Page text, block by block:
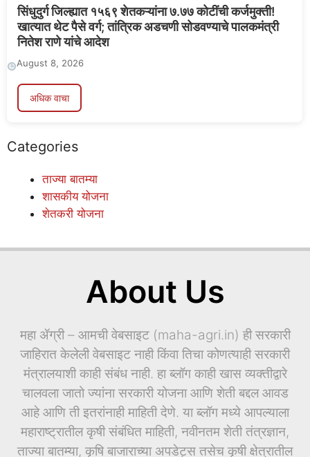
सिंधुदुर्ग जिल्ह्यात १५६९ शेतकऱ्यांना ७.७७ कोटींची कर्जमुक्ती!
खात्यात थेट पैसे वर्ग; तांत्रिक अडचणी सोडवण्याचे पालकमंत्री
नितेश राणे यांचे आदेश
August 8, 2026
अधिक वाचा
Categories
ताज्या बातम्या
शासकीय योजना
शेतकरी योजना
About Us
महा ॲग्री – आमची वेबसाइट (maha-agri.in) ही सरकारी
जाहिरात केलेली वेबसाइट नाही किंवा तिचा कोणत्याही सरकारी
मंत्रालयाशी काही संबंध नाही. हा ब्लॉग काही खास व्यक्तीद्वारे
चालवला जातो ज्यांना सरकारी योजना आणि शेती बद्दल आवड
आहे आणि ती इतरांनाही माहिती देणे. या ब्लॉग मध्ये आपल्याला
महाराष्ट्रातील कृषी संबंधित माहिती, नवीनतम शेती तंत्रज्ञान,
ताज्या बातम्या, कृषि बाजाराच्या अपडेट्स तसेच कृषी क्षेत्रातील